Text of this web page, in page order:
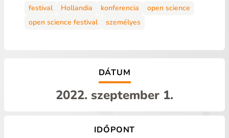
festival Hollandia konferencia
open science
open science festival
személyes
DÁTUM
2022. szeptember 1.
IDŐPONT